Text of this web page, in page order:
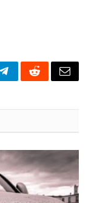
TelegramRedditEmail